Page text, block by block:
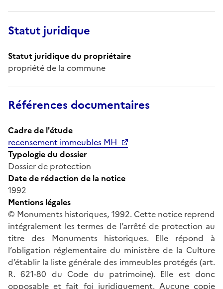
Statut juridique
Statut juridique du propriétaire
propriété de la commune
Références documentaires
Cadre de l'étude
recensement immeubles MH
Typologie du dossier
Dossier de protection
Date de rédaction de la notice
1992
Mentions légales
© Monuments historiques, 1992. Cette notice reprend
intégralement les termes de l’arrêté de protection au
titre des Monuments historiques. Elle répond à
l’obligation réglementaire du ministère de la Culture
d’établir la liste générale des immeubles protégés (art.
R. 621-80 du Code du patrimoine). Elle est donc
opposable et fait foi juridiquement. Aucune copie